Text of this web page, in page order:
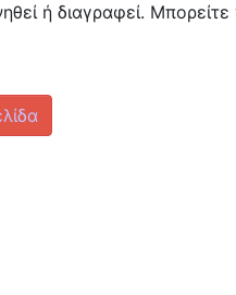
ή διαγραφεί. Μπορείτε